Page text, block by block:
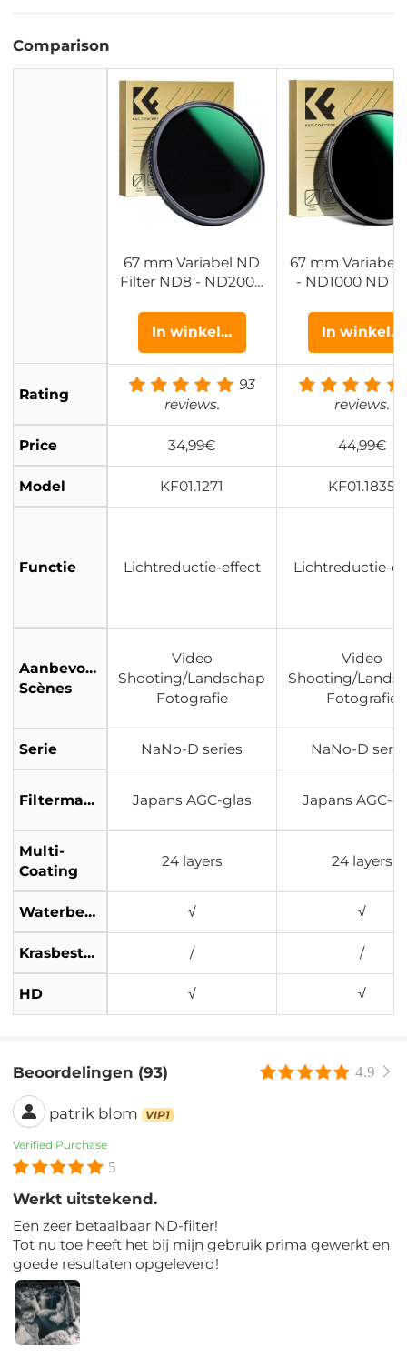
Comparison
67 mm Variabel ND
Filter ND8 - ND2000
et Neutrale Dichthei
d En Multi Bescherm
ende Coating Nano
Dazzle Serie
67 mm Variabel
- ND1000 ND
ter Met
htheid En 24
Multi Coating
ameralenzen
azzle Serie
In winkelwagen In
Rating
93
reviews.
reviews.
Price 34,99€ 44,99€
Model KF01.1271 KF01.1835
Functie Lichtreductie-effect Lichtreductie-
Aanbevolen
Scènes
Video
Shooting/Landschap
Fotografie
Video
Shooting/
Fotografie
Serie NaNo-D series NaNo-D
Filtermateriaal Japans AGC-glas Japans AGC-
Multi-
Coating
24 layers 24 layers
Waterbestendig √ √
Krasbestendig / /
HD √ √
Beoordelingen (93) 4.9
patrik blom VIP1
Verified Purchase
5
Werkt uitstekend.
Een zeer betaalbaar ND-filter!
Tot nu toe heeft het bij mijn gebruik prima gewerkt en
goede resultaten opgeleverd!